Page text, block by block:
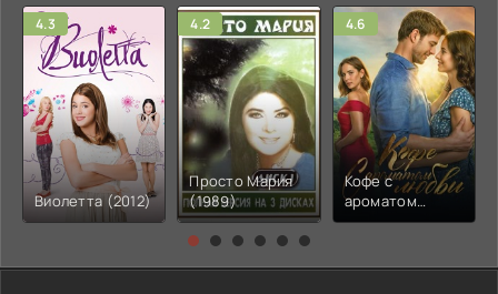
4.3
Виолетта (2012)
4.2
Просто Мария
(1989)
4.6
Кофе с
ароматом
любви (2021)